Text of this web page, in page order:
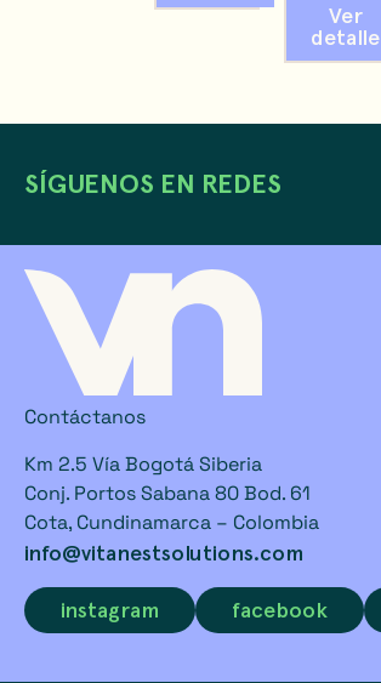
Ver
detalle
SÍGUENOS EN REDES
Contáctanos
Km 2.5 Vía Bogotá Siberia
Conj. Portos Sabana 80 Bod. 61
Cota, Cundinamarca – Colombia
info@vitanestsolutions.com
instagram facebook